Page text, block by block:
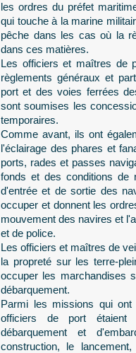
les ordres du préfet
qui touche à la marine
pêche dans les cas où la
dans ces matières.
Les officiers et maîtres de
règlements généraux et
port et des voies ferrées
sont soumises les
temporaires.
Comme avant, ils ont
l'éclairage des phares et
ports, rades et passes
fonds et des conditions de
d'entrée et de sortie des
occuper et donnent les
mouvement des navires et
et de police.
Les officiers et maîtres de
la propreté sur les terre-
occuper les marchandises
débarquement.
Parmi les missions qui ont
officiers de port étaient
débarquement et
construction, le